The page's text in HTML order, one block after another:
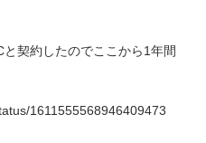
契約したのでここから1年間
1611555568946409473